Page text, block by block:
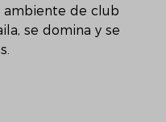
ambiente de club
se domina y se